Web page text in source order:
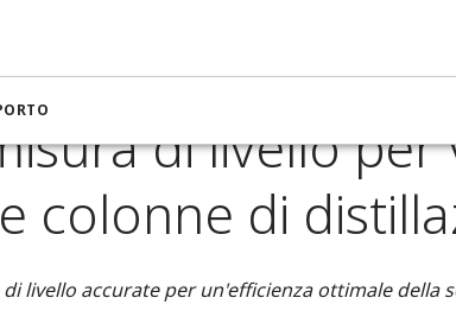
Soluzioni di misura di livello per
di livello
colonne di
livello accurate per un'efficienza ottimale della